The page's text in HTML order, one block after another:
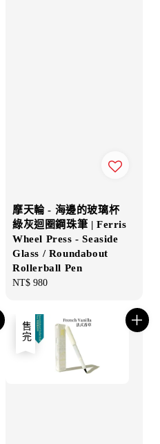
摩天輪 - 海邊的玻璃杯
綠灰迴圈鋼珠筆 | Ferris
Wheel Press - Seaside
Glass / Roundabout
Rollerball Pen
Regular
NT$ 980
售完